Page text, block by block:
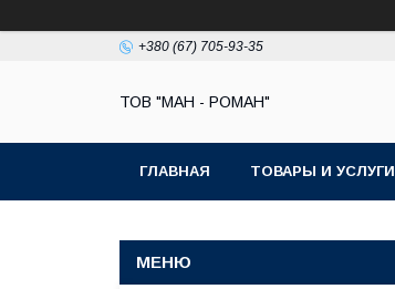
+380 (67) 705-93-35
ТОВ "МАН - РОМАН"
ГЛАВНАЯ ТОВАРЫ И УСЛУГИ